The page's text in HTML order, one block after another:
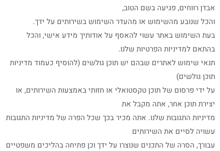
אבדן רווחים, פגיעה בשם הטוב,
והכל שנובע מהשימוש או מהעדר השימוש בשירותים על ידך.
בעת השימוש באתר עשוי להאסף על אודותיך מידע אישי, והכל
בהתאם למדיניות הפרטיות שלנו.
תנאי שימוש לאתרים שבהם יש תוכן גולשים (להוסיף כעמוד מדיניות
תוכן גולשים)
על ידי פרסום של תוכן טקסטואלי או חזותי באמצעות השירותים, או
יצירת תוכן אחר, אתה מקבל את
מדיניות התגובות שלנו. אתה מכיר בכך שכל הפרה של מדיניות התגובות
עשויה לסיים את השירותים
עבורך, הסרה של התכנים שנוצרו על ידך וכן פתיחה בהליכים משפטיים